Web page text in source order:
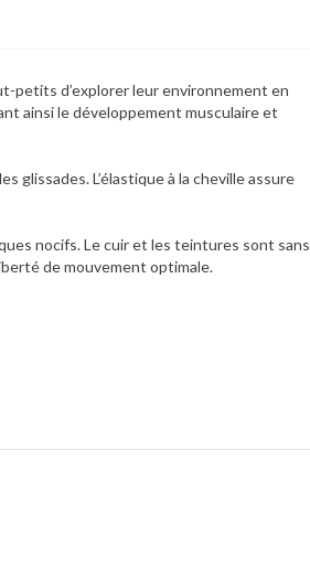
petits d’explorer leur environnement en
ainsi le développement musculaire et
glissades. L’élastique à la cheville assure
nocifs. Le cuir et les teintures sont sans
de mouvement optimale.